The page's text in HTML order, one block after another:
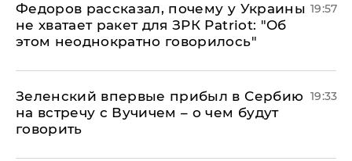
Федоров рассказал, почему у Украины
не хватает ракет для ЗРК Patriot: "Об
этом неоднократно говорилось"
19:57
Зеленский впервые прибыл в Сербию
на встречу с Вучичем – о чем будут
говорить
19:33